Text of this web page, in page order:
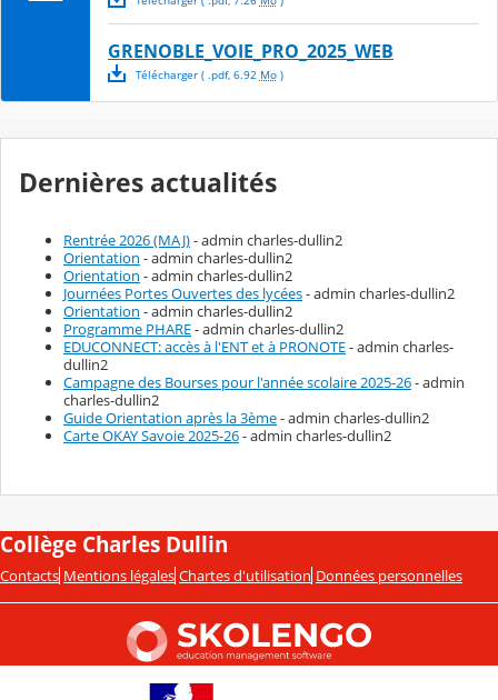
GRENOBLE_VOIE_PRO_2025_WEB
Télécharger( .pdf, 6.92 Mo)
Dernières actualités
Rentrée 2026 (MAJ)- admin charles-dullin2
Orientation - admin charles-dullin2
Orientation - admin charles-dullin2
Journées Portes Ouvertes des lycées- admin charles-dullin2
Orientation - admin charles-dullin2
Programme PHARE- admin charles-dullin2
EDUCONNECT: accès à l'ENT et à PRONOTE- admin charles-
dullin2
Campagne des Bourses pour l'année scolaire 2025-26- admin
charles-dullin2
Guide Orientation après la 3ème- admin charles-dullin2
Carte OKAY Savoie 2025-26- admin charles-dullin2
Collège Charles Dullin
Contacts Mentions légales Chartes d'utilisation Données personnelles